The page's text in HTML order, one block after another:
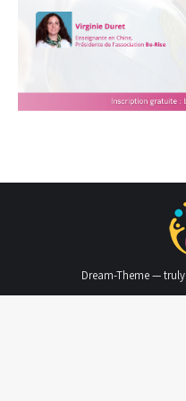
Dream-Theme — truly